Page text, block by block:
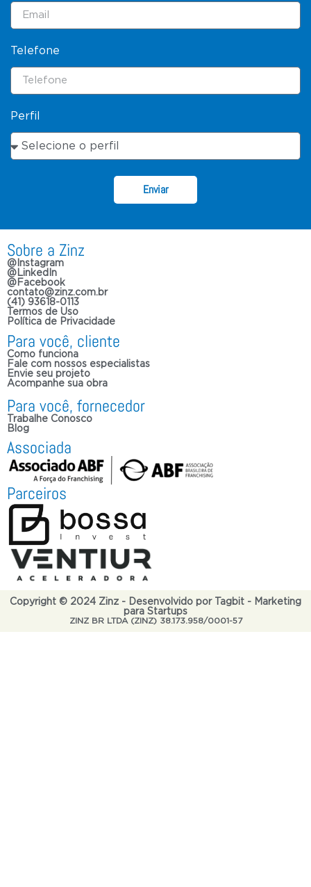
Telefone
Perfil
Enviar
Sobre a Zinz
@Instagram
@LinkedIn
@Facebook
contato@zinz.com.br
(41) 93618-0113
Termos de Uso
Política de Privacidade
Para você, cliente
Como funciona
Fale com nossos especialistas
Envie seu projeto
Acompanhe sua obra
Para você, fornecedor
Trabalhe Conosco
Blog
Associada
Parceiros
Copyright © 2024 Zinz - Desenvolvido por Tagbit - Marketing
para Startups
ZINZ BR LTDA (ZINZ) 38.173.958/0001-57